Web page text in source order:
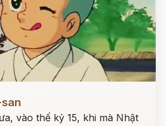
vào thế kỷ 15, khi mà Nhật